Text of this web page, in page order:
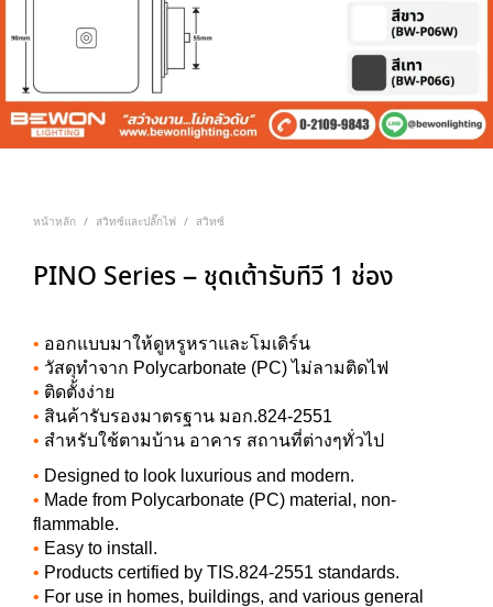
หน้าหลัก / สวิทซ์และปลั๊กไฟ / สวิทซ์
PINO Series – ชุดเต้ารับทีวี 1 ช่อง
• ออกแบบมาให้ดูหรูหราและโมเดิร์น
• วัสดุทำจาก Polycarbonate (PC) ไม่ลามติดไฟ
• ติดตั้งง่าย
• สินค้ารับรองมาตรฐาน มอก.824-2551
• สำหรับใช้ตามบ้าน อาคาร สถานที่ต่างๆทั่วไป
• Designed to look luxurious and modern.
• Made from Polycarbonate (PC) material, non-
flammable.
• Easy to install.
• Products certified by TIS.824-2551 standards.
• For use in homes, buildings, and various general